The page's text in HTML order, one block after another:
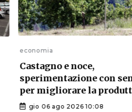
economia
Castagno e noce,
sperimentazione con
per migliorare la
gio 06 ago 2026 10:08